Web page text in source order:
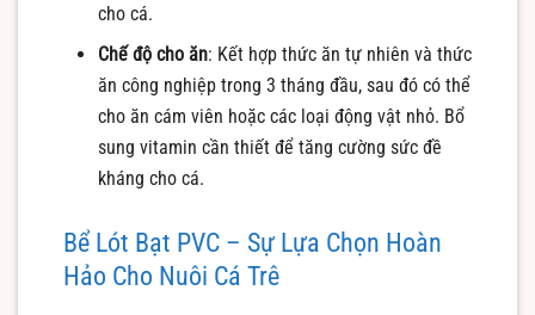
cho cá.
Chế độ cho ăn: Kết hợp thức ăn tự nhiên và thức
ăn công nghiệp trong 3 tháng đầu, sau đó có thể
cho ăn cám viên hoặc các loại động vật nhỏ. Bổ
sung vitamin cần thiết để tăng cường sức đề
kháng cho cá.
Bể Lót Bạt PVC – Sự Lựa Chọn Hoàn
Hảo Cho Nuôi Cá Trê